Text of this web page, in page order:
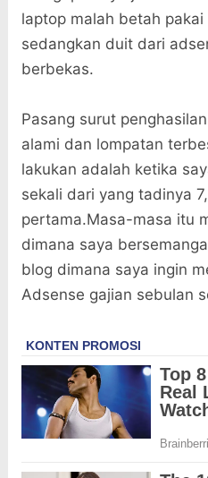
laptop malah betah
sedangkan duit dari
berbekas.
Pasang surut
alami dan lompatan
lakukan adalah ketika
sekali dari yang tadinya
pertama.Masa-masa itu
dimana saya
blog dimana saya ingin
Adsense gajian sebulan